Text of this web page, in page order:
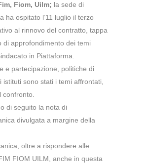
Fiom, Uilm; la sede di
ha ospitato l’11 luglio il terzo
al rinnovo del contratto, tappa
di approfondimento dei temi
in Piattaforma.
e partecipazione, politiche di
istituti sono stati i temi affrontati,
di seguito la nota di
divulgata a margine della
oltre a rispondere alle
FIOM UILM, anche in questa